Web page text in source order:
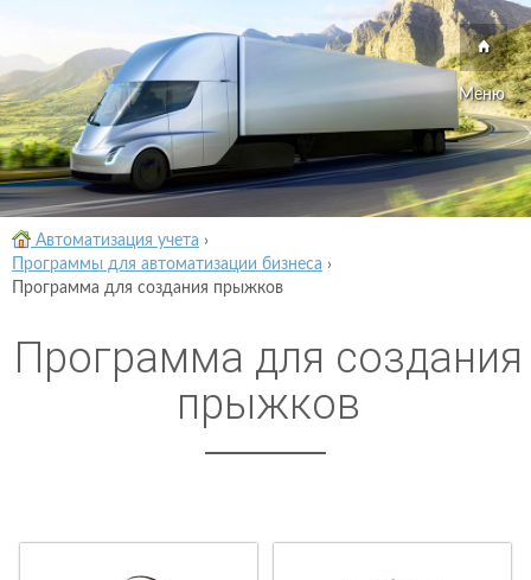
Меню
Автоматизация учета ›
Программы для автоматизации бизнеса ›
Программа для создания прыжков
Программа для создания
прыжков